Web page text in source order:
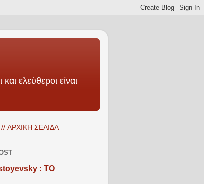
ελεύθεροι είναι
// ΑΡΧΙΚΗ ΣΕΛΙΔΑ
: ΤΟ